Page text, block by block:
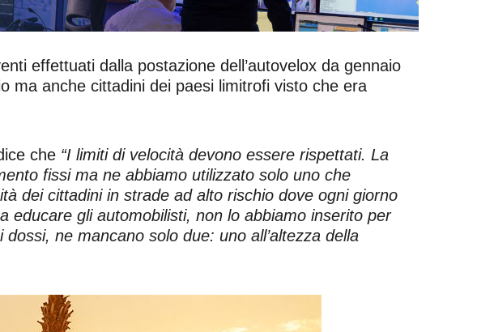
effettuati dalla postazione dell’autovelox da gennaio
ma anche cittadini dei paesi limitrofi visto che era
che “I limiti di velocità devono essere rispettati. La
fissi ma ne abbiamo utilizzato solo uno che
dei cittadini in strade ad alto rischio dove ogni giorno
educare gli automobilisti, non lo abbiamo inserito per
ne mancano solo due: uno all’altezza della